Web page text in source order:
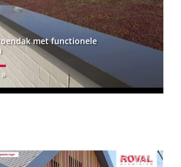
met functionele